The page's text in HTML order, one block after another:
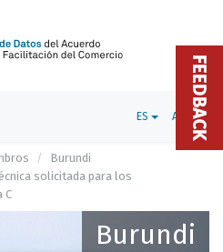
ES ADMIN
Burundi
solicitada para los
C
Burundi
FEEDBACK